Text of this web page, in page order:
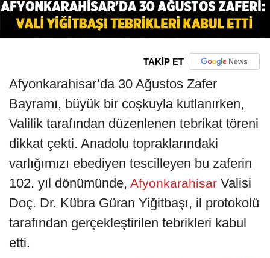
TAKİP ET
Afyonkarahisar’da 30 Ağustos Zafer
Bayramı, büyük bir coşkuyla kutlanırken,
Valilik tarafından düzenlenen tebrikat töreni
dikkat çekti. Anadolu topraklarındaki
varlığımızı ebediyen tescilleyen bu zaferin
102. yıl dönümünde, Afyonkarahisar Valisi
Doç. Dr. Kübra Güran Yiğitbaşı, il protokolü
tarafından gerçekleştirilen tebrikleri kabul
etti.